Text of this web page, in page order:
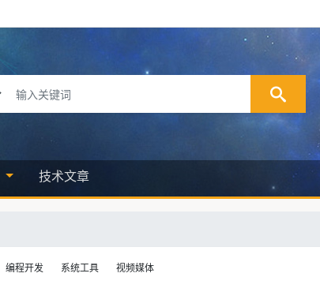
技术文章
编程开发 系统工具 视频媒体